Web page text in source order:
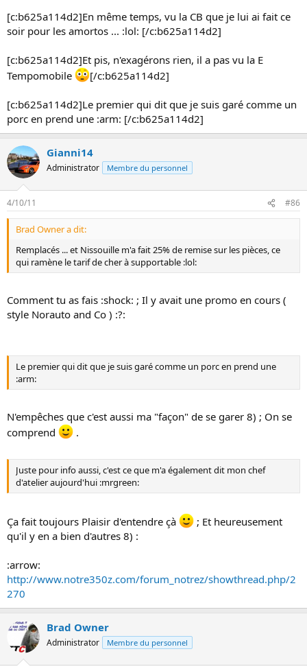
[c:b625a114d2]En même temps, vu la CB que je lui ai fait ce
soir pour les amortos ... :lol: [/c:b625a114d2]
[c:b625a114d2]Et pis, n'exagérons rien, il a pas vu la E
Tempomobile
[/c:b625a114d2]
[c:b625a114d2]Le premier qui dit que je suis garé comme un
porc en prend une :arm: [/c:b625a114d2]
Gianni14
Administrator Membre du personnel
4/10/11 #86
Brad Owner a dit:
Remplacés ... et Nissouille m'a fait 25% de remise sur les pièces, ce
qui ramène le tarif de cher à supportable :lol:
Comment tu as fais :shock: ; Il y avait une promo en cours (
style Norauto and Co ) :?:
Le premier qui dit que je suis garé comme un porc en prend une
:arm:
N'empêches que c'est aussi ma "façon" de se garer 8) ; On se
comprend
.
Juste pour info aussi, c'est ce que m'a également dit mon chef
d'atelier aujourd'hui :mrgreen:
Ça fait toujours Plaisir d'entendre çà
; Et heureusement
qu'il y en a bien d'autres 8) :
:arrow:
http://www.notre350z.com/forum_notrez/showthread.php/2
270
Brad Owner
Administrator Membre du personnel